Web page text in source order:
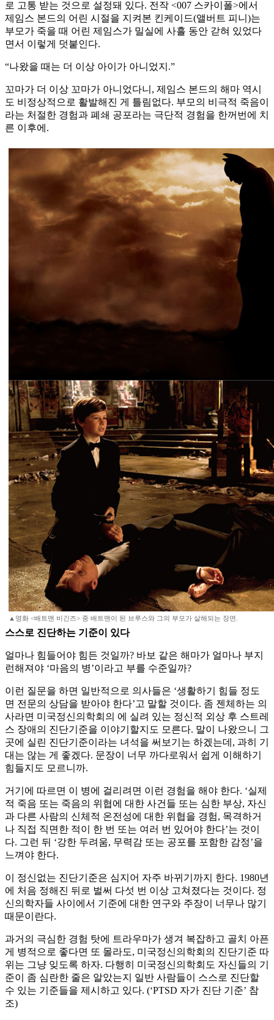
로 고통 받는 것으로 설정돼 있다. 전작 <007 스카이폴>에서
제임스 본드의 어린 시절을 지켜본 킨케이드(앨버트 피니)는
부모가 죽을 때 어린 제임스가 밀실에 사흘 동안 갇혀 있었다
면서 이렇게 덧붙인다.
“나왔을 때는 더 이상 아이가 아니었지.”
꼬마가 더 이상 꼬마가 아니었다니, 제임스 본드의 해마 역시
도 비정상적으로 활발해진 게 틀림없다. 부모의 비극적 죽음이
라는 처절한 경험과 폐쇄 공포라는 극단적 경험을 한꺼번에 치
른 이후에.
▲영화 <배트맨 비긴즈> 중 배트맨이 된 브루스와 그의 부모가 살해되는 장면.
스스로 진단하는 기준이 있다
얼마나 힘들어야 힘든 것일까? 바보 같은 해마가 얼마나 부지
런해져야 ‘마음의 병’이라고 부를 수준일까?
이런 질문을 하면 일반적으로 의사들은 ‘생활하기 힘들 정도
면 전문의 상담을 받아야 한다’고 말할 것이다. 좀 젠체하는 의
사라면 미국정신의학회의 에 실려 있는 정신적 외상 후 스트레
스 장애의 진단기준을 이야기할지도 모른다. 말이 나왔으니 그
곳에 실린 진단기준이라는 녀석을 써보기는 하겠는데, 과히 기
대는 않는 게 좋겠다. 문장이 너무 까다로워서 쉽게 이해하기
힘들지도 모르니까.
거기에 따르면 이 병에 걸리려면 이런 경험을 해야 한다. ‘실제
적 죽음 또는 죽음의 위협에 대한 사건들 또는 심한 부상, 자신
과 다른 사람의 신체적 온전성에 대한 위협을 경험, 목격하거
나 직접 직면한 적이 한 번 또는 여러 번 있어야 한다’는 것이
다. 그런 뒤 ‘강한 두려움, 무력감 또는 공포를 포함한 감정’을
느껴야 한다.
이 정신없는 진단기준은 심지어 자주 바뀌기까지 한다. 1980년
에 처음 정해진 뒤로 벌써 다섯 번 이상 고쳐졌다는 것이다. 정
신의학자들 사이에서 기준에 대한 연구와 주장이 너무나 많기
때문이란다.
과거의 극심한 경험 탓에 트라우마가 생겨 복잡하고 골치 아픈
게 병적으로 좋다면 또 몰라도, 미국정신의학회의 진단기준 따
위는 그냥 잊도록 하자. 다행히 미국정신의학회도 자신들의 기
준이 좀 심란한 줄은 알았는지 일반 사람들이 스스로 진단할
수 있는 기준들을 제시하고 있다. (‘PTSD 자가 진단 기준’ 참
조)